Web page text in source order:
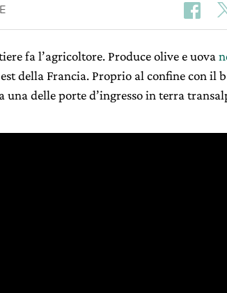
fa l’agricoltore. Produce olive e uova
della Francia. Proprio al confine con il
una delle porte d’ingresso in terra